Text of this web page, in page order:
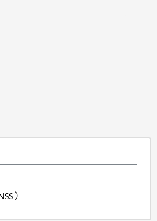
）